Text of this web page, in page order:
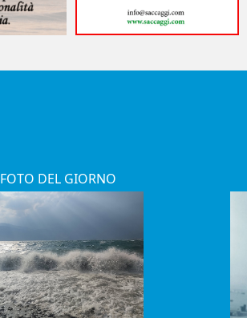
FOTO DEL GIORNO